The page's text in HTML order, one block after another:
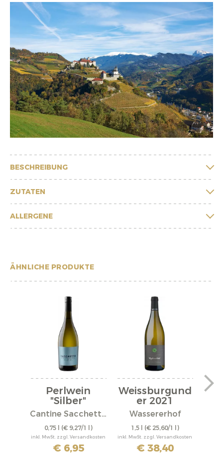
BESCHREIBUNG
ZUTATEN
ALLERGENE
ÄHNLICHE PRODUKTE
Perlwein
"Silber"
Cantine Sacchetto S.r.l.
0,75 l (€ 9,27/1 l)
inkl. MwSt. zzgl. Versandkosten
€ 6,95
Weissburgund
er 2021
Wassererhof
1,5 l (€ 25,60/1 l)
inkl. MwSt. zzgl. Versandkosten
€ 38,40